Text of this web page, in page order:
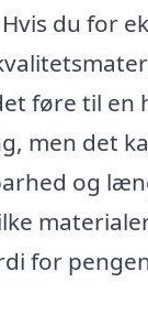
du for
føre til en
men det
og
for